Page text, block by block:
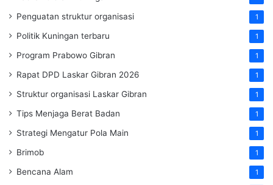
Penguatan struktur organisasi 1
Politik Kuningan terbaru 1
Program Prabowo Gibran 1
Rapat DPD Laskar Gibran 2026 1
Struktur organisasi Laskar Gibran 1
Tips Menjaga Berat Badan 1
Strategi Mengatur Pola Main 1
Brimob 1
Bencana Alam 1